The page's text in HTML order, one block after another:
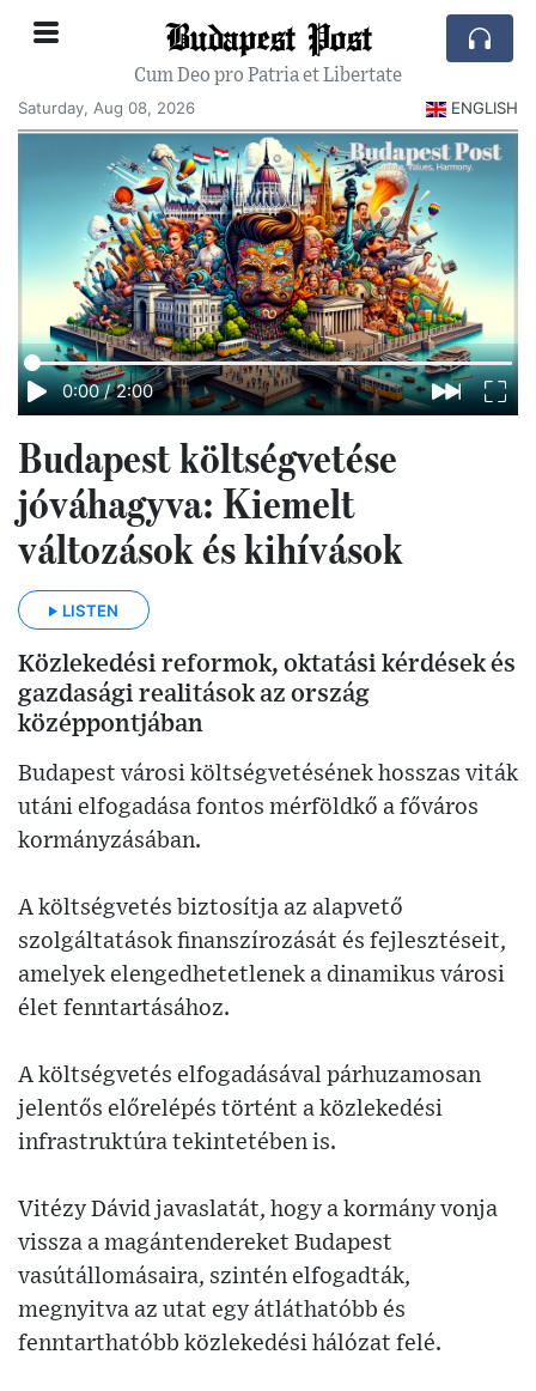
Budapest Post
Cum Deo pro Patria et Libertate
Saturday, Aug 08, 2026
ENGLISH
0:00 / 2:00
Budapest költségvetése
jóváhagyva: Kiemelt
változások és kihívások
LISTEN
Közlekedési reformok, oktatási kérdések és
gazdasági realitások az ország
középpontjában
Budapest városi költségvetésének hosszas viták
utáni elfogadása fontos mérföldkő a főváros
kormányzásában.
A költségvetés biztosítja az alapvető
szolgáltatások finanszírozását és fejlesztéseit,
amelyek elengedhetetlenek a dinamikus városi
élet fenntartásához.
A költségvetés elfogadásával párhuzamosan
jelentős előrelépés történt a közlekedési
infrastruktúra tekintetében is.
Vitézy Dávid javaslatát, hogy a kormány vonja
vissza a magántendereket Budapest
vasútállomásaira, szintén elfogadták,
megnyitva az utat egy átláthatóbb és
fenntarthatóbb közlekedési hálózat felé.